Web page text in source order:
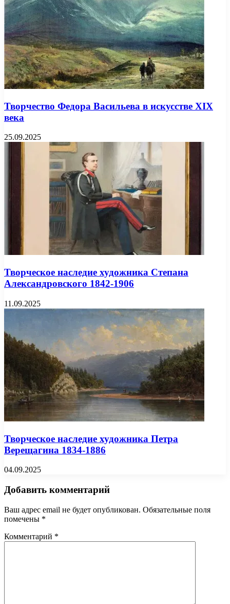
Творчество Федора Васильева в искусстве XIX
века
25.09.2025
Творческое наследие художника Степана
Александровского 1842-1906
11.09.2025
Творческое наследие художника Петра
Верещагина 1834-1886
04.09.2025
Добавить комментарий
Ваш адрес email не будет опубликован. Обязательные поля
помечены *
Комментарий *